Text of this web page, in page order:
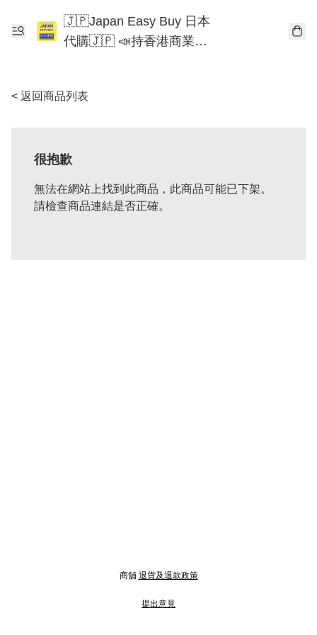
🇯🇵Japan Easy Buy 日本
代購🇯🇵 📣持香港商業登
< 返回商品列表
很抱歉
無法在網站上找到此商品，此商品可能已下架。
請檢查商品連結是否正確。
商舖 退貨及退款政策
提出意見